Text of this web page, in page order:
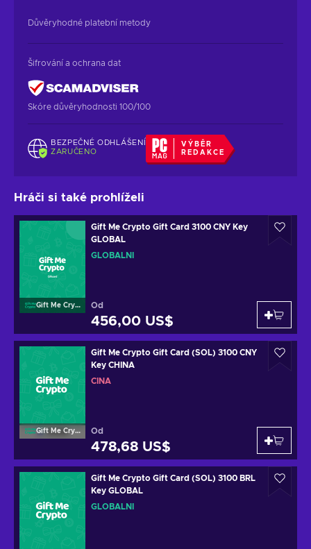
Důvěryhodné platební metody
Šifrování a ochrana dat
Skóre důvěryhodnosti 100/100
BEZPEČNÉ ODHLÁŠENÍ
ZARUČENO
VÝBĚR
REDAKCE
Hráči si také prohlíželi
Gift Me Crypto
Gift Me Crypto Gift Card 3100 CNY Key
GLOBAL
GLOBÁLNÍ
Od
456,00 US$
Gift Me Crypto
Gift Me Crypto Gift Card (SOL) 3100 CNY
Key CHINA
ČÍNA
Od
478,68 US$
Gift Me Crypto Gift Card (SOL) 3100 BRL
Key GLOBAL
GLOBÁLNÍ